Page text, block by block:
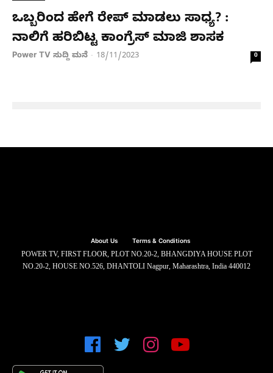
ಒಬ್ಬರಿಂದ ಹೇಗೆ ರೇಪ್ ಮಾಡಲು ಸಾಧ್ಯ? :
ನಾಲಿಗೆ ಹರಿಬಿಟ್ಟ ಕಾಂಗ್ರೆಸ್ ಮಾಜಿ ಶಾಸಕ
Power TV ಸುದ್ದಿ ಮನೆ - 18/11/2023 0
About Us Terms & Conditions
POWER TV, FIRST FLOOR, PLOT NO.20-2, BHANGDIYA HOUSE PLOT
NO.20-2, HOUSE NO.526, DHANTOLI Nagpur, Maharashtra, India 440012